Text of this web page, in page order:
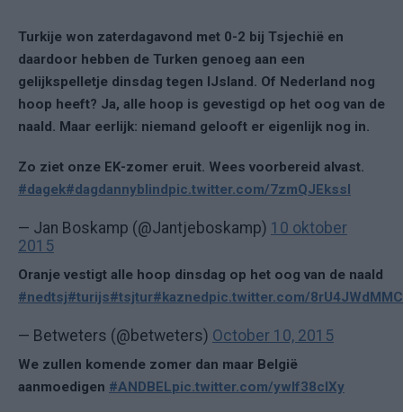
Turkije won zaterdagavond met 0-2 bij Tsjechië en
daardoor hebben de Turken genoeg aan een
gelijkspelletje dinsdag tegen IJsland. Of Nederland nog
hoop heeft? Ja, alle hoop is gevestigd op het oog van de
naald. Maar eerlijk: niemand gelooft er eigenlijk nog in.
Zo ziet onze EK-zomer eruit. Wees voorbereid alvast.
#dagek#dagdannyblindpic.twitter.com/7zmQJEkssl
— Jan Boskamp (@Jantjeboskamp) 10 oktober
2015
Oranje vestigt alle hoop dinsdag op het oog van de naald
#nedtsj#turijs#tsjtur#kaznedpic.twitter.com/8rU4JWdMMC
— Betweters (@betweters) October 10, 2015
We zullen komende zomer dan maar België
aanmoedigen #ANDBELpic.twitter.com/ywIf38cIXy